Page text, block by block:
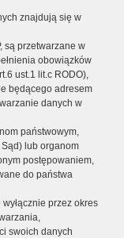
znajdują się w
są przetwarzane w
obowiązków
ust.1 lit.c RODO),
będącego adresem
danych w
państwowym,
lub organom
postępowaniem,
do państwa
przez okres
swoich danych